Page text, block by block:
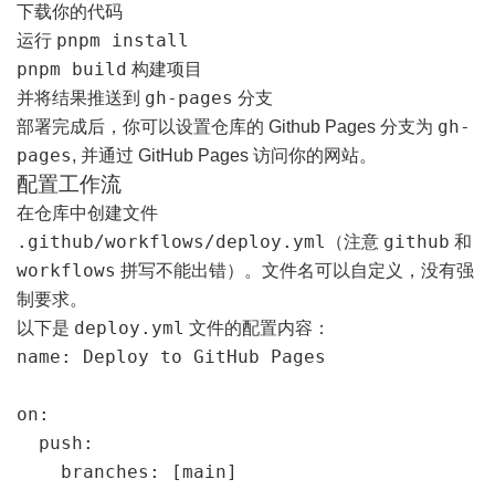
下载你的代码
运行 pnpm install
pnpm build 构建项目
并将结果推送到 gh-pages 分支
部署完成后，你可以设置仓库的 Github Pages 分支为 gh-
pages, 并通过 GitHub Pages 访问你的网站。
配置工作流
在仓库中创建文件
.github/workflows/deploy.yml （注意 github 和
workflows 拼写不能出错）。文件名可以自定义，没有强
制要求。
以下是 deploy.yml 文件的配置内容：
name: Deploy to GitHub Pages
on:
  push:
    branches: [main]